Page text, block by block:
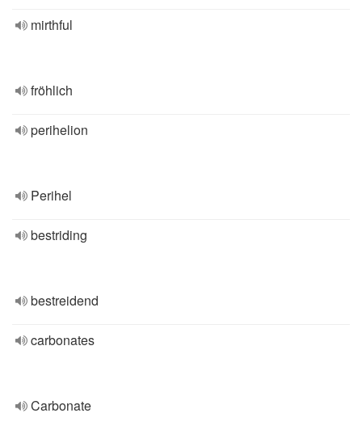
mirthful
fröhlich
perihelion
Perihel
bestriding
bestreidend
carbonates
Carbonate